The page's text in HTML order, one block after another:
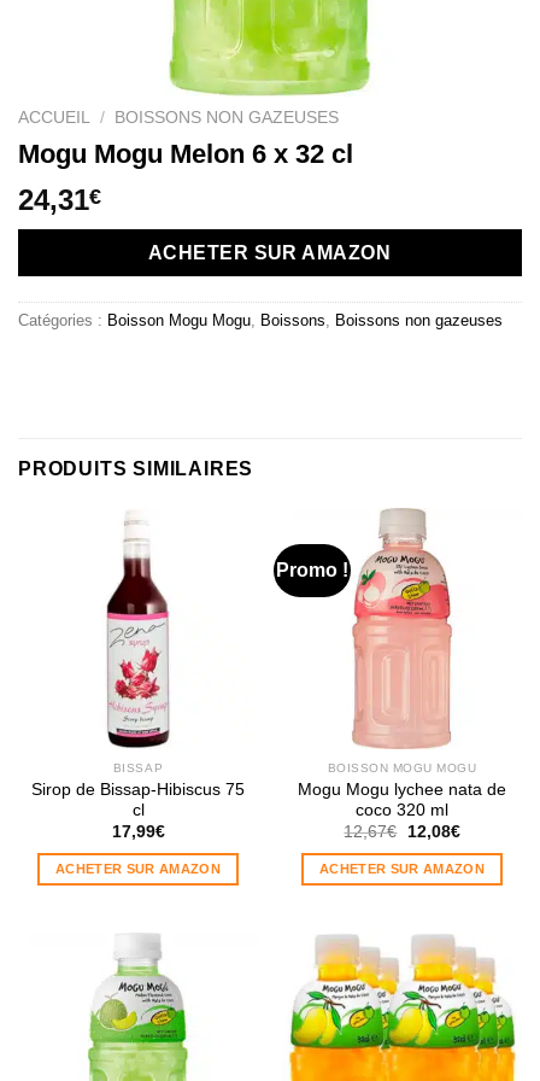
ACCUEIL / BOISSONS NON GAZEUSES
Mogu Mogu Melon 6 x 32 cl
24,31€
ACHETER SUR AMAZON
Catégories : Boisson Mogu Mogu Boissons Boissons non gazeuses
PRODUITS SIMILAIRES
BISSAP
Sirop de Bissap-Hibiscus 75
cl
17,99€
ACHETER SUR AMAZON
Promo !
BOISSON MOGU MOGU
Mogu Mogu lychee nata de
coco 320 ml
12,67€
Le
initial
était :
12,08€Le
actuel
est :
ACHETER SUR AMAZON